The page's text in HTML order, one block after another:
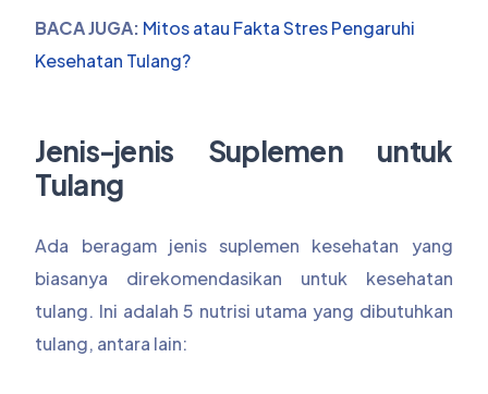
BACA JUGA: Mitos atau Fakta Stres Pengaruhi
Kesehatan Tulang?
Jenis-jenis Suplemen untuk
Tulang
Ada beragam jenis suplemen kesehatan yang
biasanya direkomendasikan untuk kesehatan
tulang. Ini adalah 5 nutrisi utama yang dibutuhkan
tulang, antara lain: